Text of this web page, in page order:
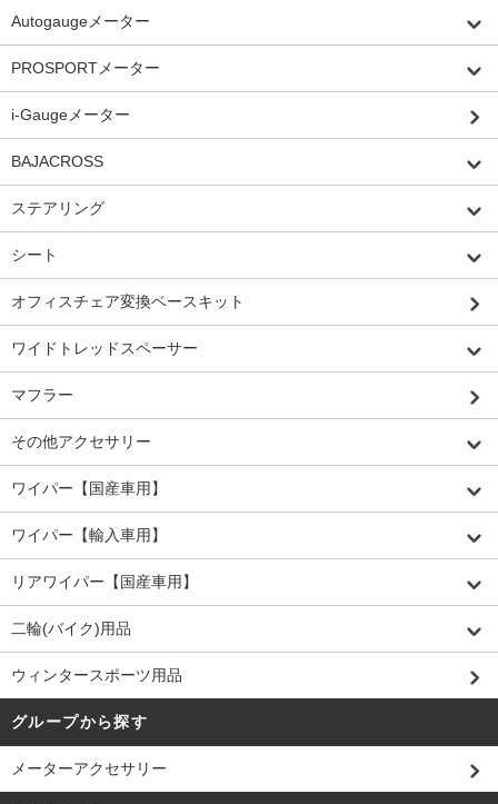
Autogaugeメーター
PROSPORTメーター
i-Gaugeメーター
BAJACROSS
ステアリング
シート
オフィスチェア変換ベースキット
ワイドトレッドスペーサー
マフラー
その他アクセサリー
ワイパー【国産車用】
ワイパー【輸入車用】
リアワイパー【国産車用】
二輪(バイク)用品
ウィンタースポーツ用品
グループから探す
メーターアクセサリー